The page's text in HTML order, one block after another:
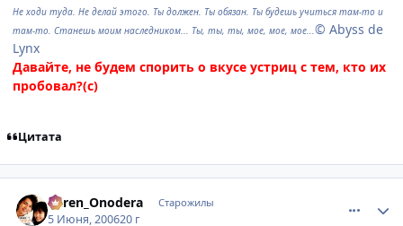
Не ходи туда. Не делай этого. Ты должен. Ты обязан. Ты будешь учиться там-то и
там-то. Станешь моим наследником... Ты, ты, ты, мое, мое, мое...© Abyss de
Lynx
Давайте, не будем спорить о вкусе устриц с тем, кто их
пробовал?(с)
Цитата
Karen_Onodera Старожилы
5 Июня, 200620 г